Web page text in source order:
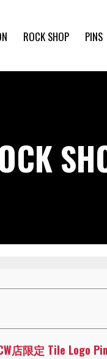
ROCK SHOP PINS
店限定 Tile Logo Pin